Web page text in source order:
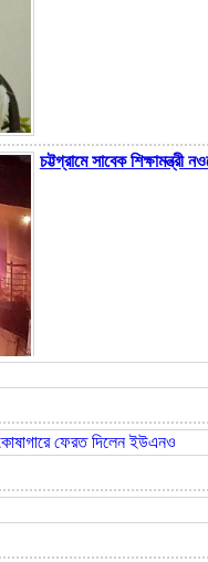
চট্টগ্রামে সাবেক
গাংনী সীমান্তে ৫ জনকে